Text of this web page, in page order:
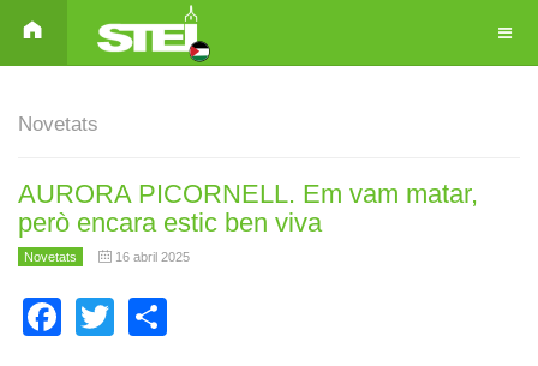
Novetats
AURORA PICORNELL. Em vam matar,
però encara estic ben viva
Novetats 16 abril 2025
Facebook
Twitter